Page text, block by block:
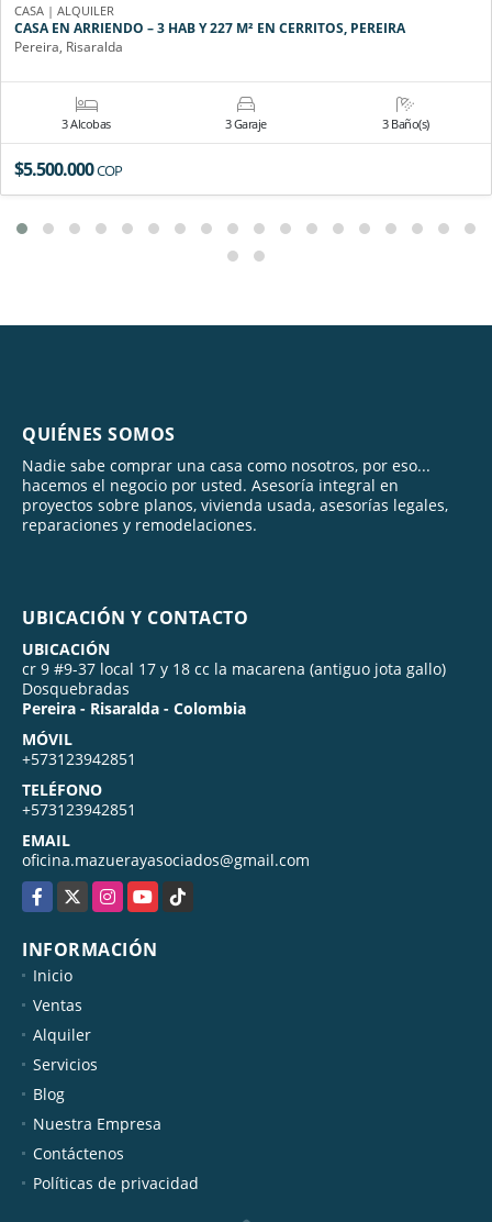
CASA | ALQUILER
CASA EN ARRIENDO – 3 HAB Y 227 M² EN CERRITOS, PEREIRA
Pereira, Risaralda
3 Alcobas 3 Garaje 3 Baño(s)
$5.500.000COP
QUIÉNES SOMOS
Nadie sabe comprar una casa como nosotros, por eso...
hacemos el negocio por usted. Asesoría integral en
proyectos sobre planos, vivienda usada, asesorías legales,
reparaciones y remodelaciones.
UBICACIÓN Y CONTACTO
UBICACIÓN
cr 9 #9-37 local 17 y 18 cc la macarena (antiguo jota gallo)
Dosquebradas
Pereira - Risaralda - Colombia
MÓVIL
+573123942851
TELÉFONO
+573123942851
EMAIL
oficina.mazuerayasociados@gmail.com
Facebook
X InstagramYouTubeTikTok
INFORMACIÓN
Inicio
Ventas
Alquiler
Servicios
Blog
Nuestra Empresa
Contáctenos
Políticas de privacidad